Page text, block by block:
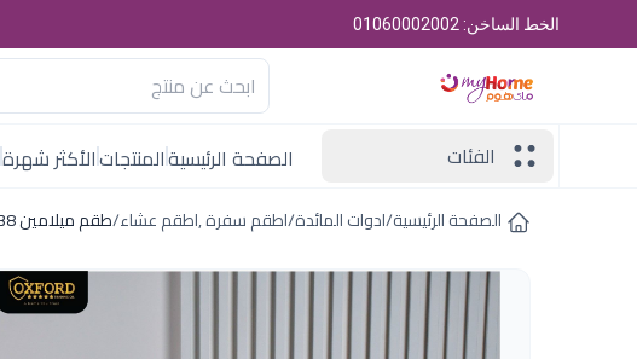
الخط الساخن: 01060002002
الفئات
الصفحة الرئيسيةالمنتجاتالأكثر شهرة
الصفحة الرئيسية/ادوات المائدة/اطقم سفرة ,اطقم عشاء/طقم ميلامين 38ق بيضاوى بيج*كافيه اكسفورد